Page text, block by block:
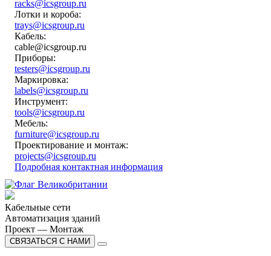
racks@icsgroup.ru
Лотки и короба:
trays@icsgroup.ru
Кабель:
cable@icsgroup.ru
Приборы:
testers@icsgroup.ru
Маркировка:
labels@icsgroup.ru
Инструмент:
tools@icsgroup.ru
Мебель:
furniture@icsgroup.ru
Проектирование и монтаж:
projects@icsgroup.ru
Подробная контактная информация
Кабельные сети
Автоматизация зданий
Проект — Монтаж
СВЯЗАТЬСЯ С НАМИ